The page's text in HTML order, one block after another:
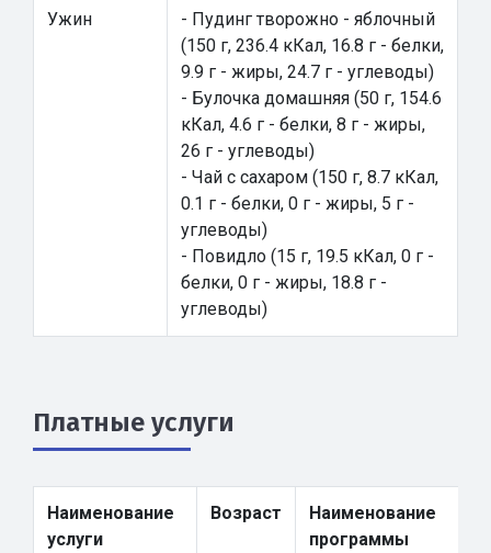
Ужин
- Пудинг творожно - яблочный
(150 г, 236.4 кКал, 16.8 г - белки,
9.9 г - жиры, 24.7 г - углеводы)
- Булочка домашняя (50 г, 154.6
кКал, 4.6 г - белки, 8 г - жиры,
26 г - углеводы)
- Чай с сахаром (150 г, 8.7 кКал,
0.1 г - белки, 0 г - жиры, 5 г -
углеводы)
- Повидло (15 г, 19.5 кКал, 0 г -
белки, 0 г - жиры, 18.8 г -
углеводы)
Платные услуги
Наименование
услуги
Возраст
Наименование
программы